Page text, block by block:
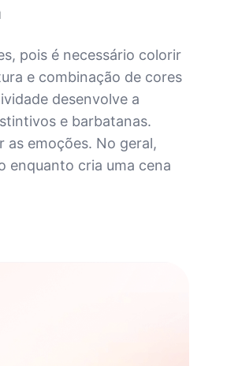
pois é necessário colorir
e combinação de cores
desenvolve a
e barbatanas.
as emoções. No geral,
enquanto cria uma cena